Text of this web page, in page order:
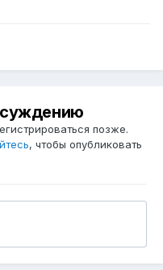
позже.
, чтобы опубликовать